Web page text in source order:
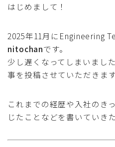
はじめまして！
2025年11月にEngineering
nitochanです。
少し遅くなってしまいまし
事を投稿させていただきます
これまでの経歴や入社のき
じたことなどを書いていき